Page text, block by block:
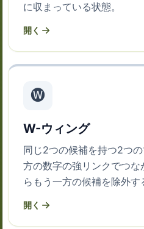
に収まっている状態。
開く
🅦
W-ウィング
同じ2つの候補を持つ2つ
方の数字の強リンクでつ
らもう一方の候補を除外す
開く